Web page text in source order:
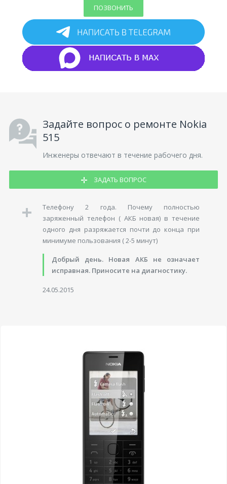
ПОЗВОНИТЬ
Задайте вопрос о ремонте Nokia
515
Инженеры отвечают в течение рабочего дня.
ЗАДАТЬ ВОПРОС
Телефону 2 года. Почему полностью
заряженный телефон ( АКБ новая) в течение
одного дня разряжается почти до конца при
минимуме пользования ( 2-5 минут)
Добрый день. Новая АКБ не означает
исправная. Приносите на диагностику.
24.05.2015